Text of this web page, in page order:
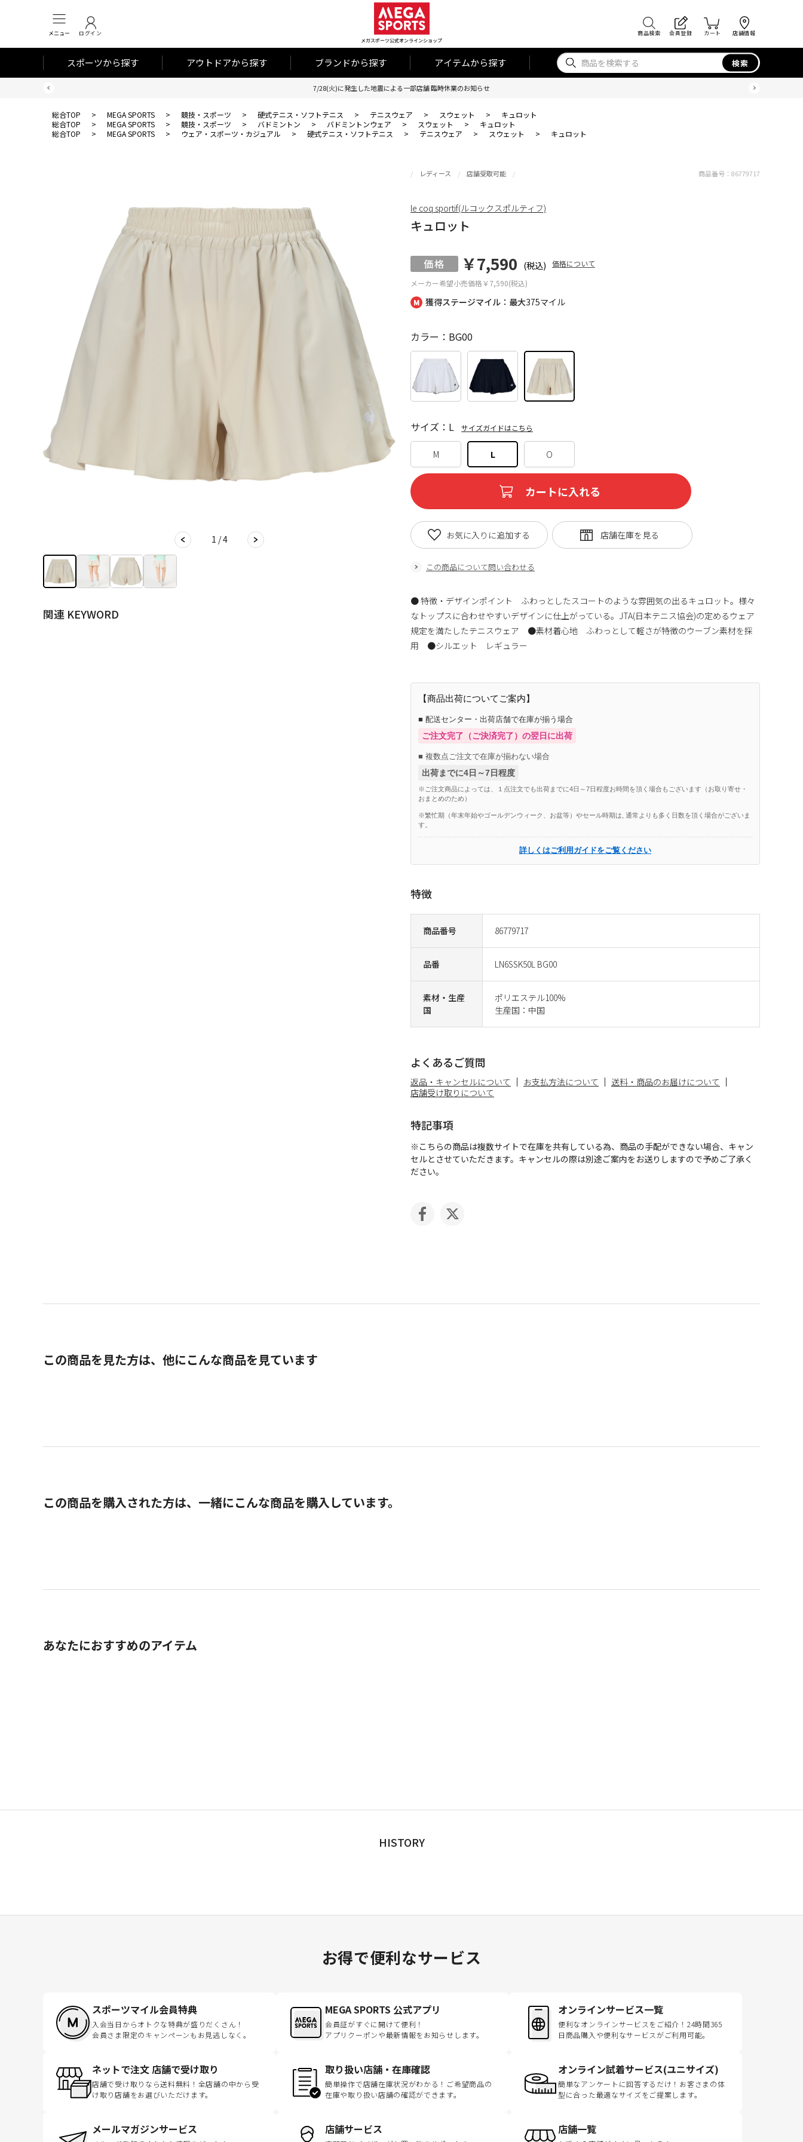
メニュー ログイン
メガスポーツ公式オンラインショップ
商品検索 会員登録 カート 店舗情報
スポーツから探す アウトドアから探す ブランドから探す アイテムから探す 検索
7/28(火)に発生した地震による一部店舗 臨時休業のお知らせ
総合TOP > MEGA SPORTS > 競技・スポーツ > 硬式テニス・ソフトテニス > テニスウェア > スウェット >
キュロット
総合TOP
> MEGA SPORTS > 競技・スポーツ > バドミントン > バドミントンウェア > スウェット >
キュロット
総合TOP
> MEGA SPORTS > ウェア・スポーツ・カジュアル > 硬式テニス・ソフトテニス > テニスウェア > スウェット > キュロット
1 / 4
関連 KEYWORD
獲得ステージマイル：最大375マイル
レディース 店舗受取可能
キュロット
メーカー希望小売価格￥7,590(税込)
￥7,590 (税込) 価格について
商品番号 86779717
品番 LN6SSK50L BG00
素材・生産
国
ポリエステル100%
生産国：中国
カラー：BG00
M L O
サイズ：L サイズガイドはこちら
カートに入れる
この商品について問い合わせる
お気に入りに追加する
商品番号： 86779717
le coq sportif(ルコックスポルティフ)
● 特徴・デザインポイント ふわっとしたスコートのような雰囲気の出るキュロット。様々
なトップスに合わせやすいデザインに仕上がっている。JTA(日本テニス協会)の定めるウェア
規定を満たしたテニスウェア ●素材着心地 ふわっとして軽さが特徴のウーブン素材を採
用 ●シルエット レギュラー
【商品出荷についてご案内】
■ 配送センター・出荷店舗で在庫が揃う場合
ご注文完了（ご決済完了）の翌日に出荷
■ 複数点ご注文で在庫が揃わない場合
出荷までに4日～7日程度
※ご注文商品によっては、１点注文でも出荷までに4日～7日程度お時間を頂く場合もございます（お取り寄せ・
おまとめのため）
※繁忙期（年末年始やゴールデンウィーク、お盆等）やセール時期は, 通常よりも多く日数を頂く場合がございま
す。
詳しくはご利用ガイドをご覧ください
特徴
よくあるご質問
返品・キャンセルについて お支払方法について
送料・商品のお届けについて
店舗受け取りについて
特記事項
※こちらの商品は複数サイトで在庫を共有している為、商品の手配ができない場合、キャン
セルとさせていただきます。キャンセルの際は別途ご案内をお送りしますので予めご了承く
ださい。
この商品を見た方は、他にこんな商品を見ています
この商品を購入された方は、一緒にこんな商品を購入しています。
あなたにおすすめのアイテム
HISTORY
お得で便利なサービス
スポーツマイル会員特典
入会当日からオトクな特典が盛りだくさん！
会員さま限定のキャンペーンもお見逃しなく。
MEGA SPORTS 公式アプリ
会員証がすぐに開けて便利！
アプリクーポンや最新情報をお知らせします。
オンラインサービス一覧
便利なオンラインサービスをご紹介！24時間365
日商品購入や便利なサービスがご利用可能。
ネットで注文 店舗で受け取り
店舗で受け取りなら送料無料！全店舗の中から受
け取り店舗をお選びいただけます。
取り扱い店舗・在庫確認
簡単操作で店舗在庫状況がわかる！ご希望商品の
在庫や取り扱い店舗の確認ができます。
オンライン試着サービス(ユニサイズ)
簡単なアンケートに回答するだけ！お客さまの体
型に合った最適なサイズをご提案します。
メールマガジンサービス 店舗サービス 店舗一覧